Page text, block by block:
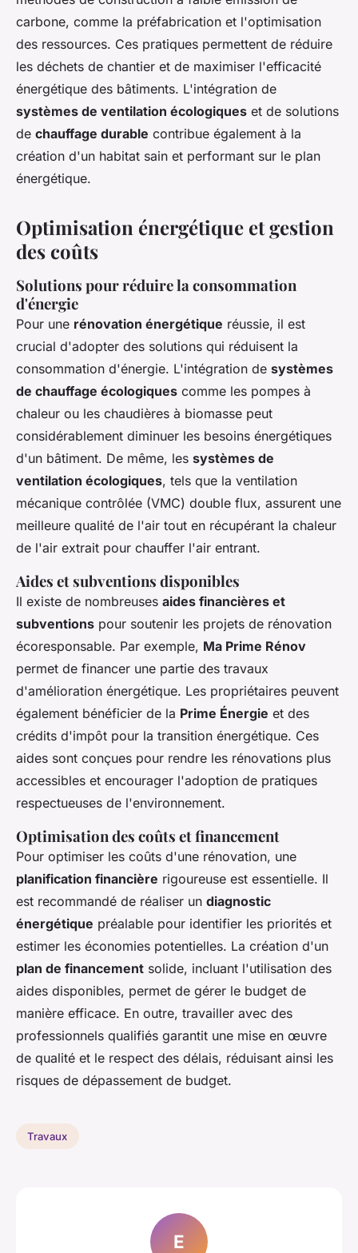
carbone, comme la préfabrication et l'optimisation
des ressources. Ces pratiques permettent de réduire
les déchets de chantier et de maximiser l'efficacité
énergétique des bâtiments. L'intégration de
systèmes de ventilation écologiques et de solutions
de chauffage durable contribue également à la
création d'un habitat sain et performant sur le plan
énergétique.
Optimisation énergétique et gestion
des coûts
Solutions pour réduire la consommation
d'énergie
Pour une rénovation énergétique réussie, il est
crucial d'adopter des solutions qui réduisent la
consommation d'énergie. L'intégration de systèmes
de chauffage écologiques comme les pompes à
chaleur ou les chaudières à biomasse peut
considérablement diminuer les besoins énergétiques
d'un bâtiment. De même, les systèmes de
ventilation écologiques, tels que la ventilation
mécanique contrôlée (VMC) double flux, assurent une
meilleure qualité de l'air tout en récupérant la chaleur
de l'air extrait pour chauffer l'air entrant.
Aides et subventions disponibles
Il existe de nombreuses aides financières et
subventions pour soutenir les projets de rénovation
écoresponsable. Par exemple, Ma Prime Rénov
permet de financer une partie des travaux
d'amélioration énergétique. Les propriétaires peuvent
également bénéficier de la Prime Énergie et des
crédits d'impôt pour la transition énergétique. Ces
aides sont conçues pour rendre les rénovations plus
accessibles et encourager l'adoption de pratiques
respectueuses de l'environnement.
Optimisation des coûts et financement
Pour optimiser les coûts d'une rénovation, une
planification financière rigoureuse est essentielle. Il
est recommandé de réaliser un diagnostic
énergétique préalable pour identifier les priorités et
estimer les économies potentielles. La création d'un
plan de financement solide, incluant l'utilisation des
aides disponibles, permet de gérer le budget de
manière efficace. En outre, travailler avec des
professionnels qualifiés garantit une mise en œuvre
de qualité et le respect des délais, réduisant ainsi les
risques de dépassement de budget.
Travaux
E